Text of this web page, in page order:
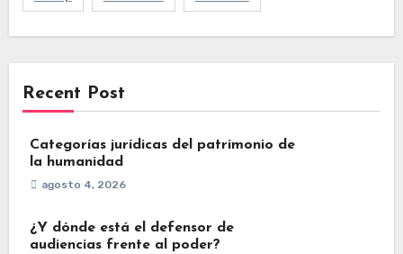
Recent Post
Categorías jurídicas del patrimonio de
la humanidad
agosto 4, 2026
¿Y dónde está el defensor de
audiencias frente al poder?